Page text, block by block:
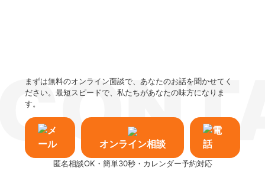
まずは無料のオンライン面談で、あなたのお話を聞かせてく
ださい。最短スピードで、私たちがあなたの味方になりま
す。
オンライン相談
匿名相談OK・簡単30秒・カレンダー予約対応